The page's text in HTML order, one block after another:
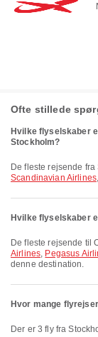
Ofte stillede
Hvilke flyselskaber
Stockholm?
De fleste rejsende
Scandinavian Airlines
Hvilke flyselskaber
De fleste rejsende til
Airlines, Pegasus
denne destination.
Hvor mange
Der er 3 fly fra